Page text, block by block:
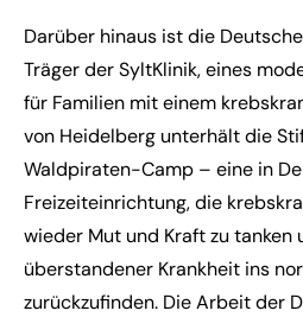
Darüber hinaus ist die
Träger der SyltKlinik, eines
für Familien mit einem
von Heidelberg unterhält die
Waldpiraten-Camp – eine in
Freizeiteinrichtung, die
wieder Mut und Kraft zu tanken
überstandener Krankheit ins
zurückzufinden. Die Arbeit der